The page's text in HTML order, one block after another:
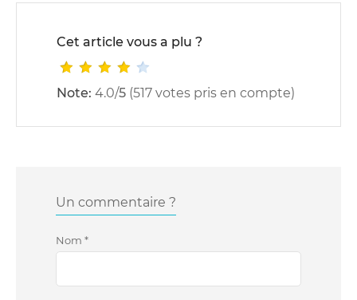
Cet article vous a plu ?
Note: 4.0/5 (517 votes pris en compte)
Un commentaire ?
Nom *